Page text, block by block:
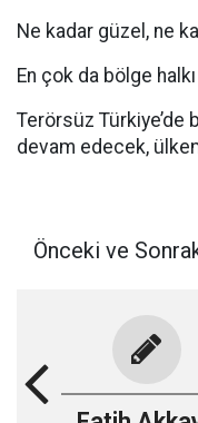
Ne kadar güzel, ne
En çok da bölge
Terörsüz
devam edecek,
Önceki ve